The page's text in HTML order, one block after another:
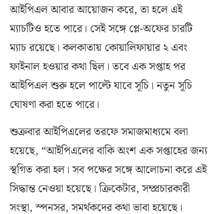
আইপিএল আবার আয়োজন করে, তা হলে এই
ম্যাচটিও হতে পারে। সেই সঙ্গে প্লে-অফের চারটি
ম্যাচ রয়েছে। কলকাতায় কোয়ালিফায়ার ২ এবং
ফাইনাল হওয়ার কথা ছিল। তবে এক সপ্তাহ পর
আইপিএল শুরু হলে পাল্টে যাবে সূচি। নতুন সূচি
ঘোষণা করা হতে পারে।
শুক্রবার আইপিএলের তরফে সমাজমাধ্যমে বলা
হয়েছে, “আইপিএলের বাকি অংশ এক সপ্তাহের জন্য
স্থগিত করা হল। সব পক্ষের সঙ্গে আলোচনা করে এই
সিদ্ধান্ত নেওয়া হয়েছে। ক্রিকেটার, সম্প্রচারকারী
সংস্থা, স্পনসর, সমর্থকদের কথা ভাবা হয়েছে।